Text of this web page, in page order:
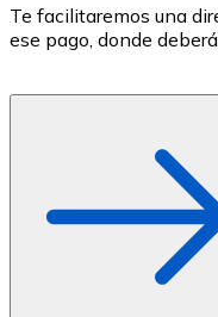
Nuevo
Te facilitaremos una
ese pago, donde